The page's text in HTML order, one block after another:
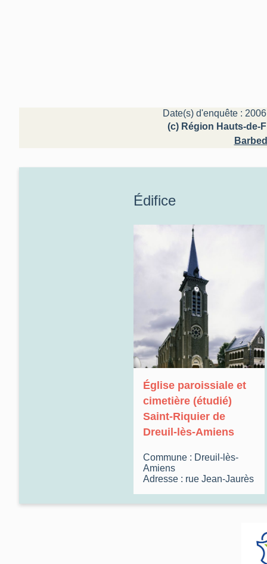
Date(s) d'enquête :
(c) Région Hauts-de-
Édifice
Église paroissiale et
cimetière (étudié)
Saint-Riquier de
Dreuil-lès-Amiens
Commune : Dreuil-lès-
Amiens
Adresse : rue Jean-Jaurès